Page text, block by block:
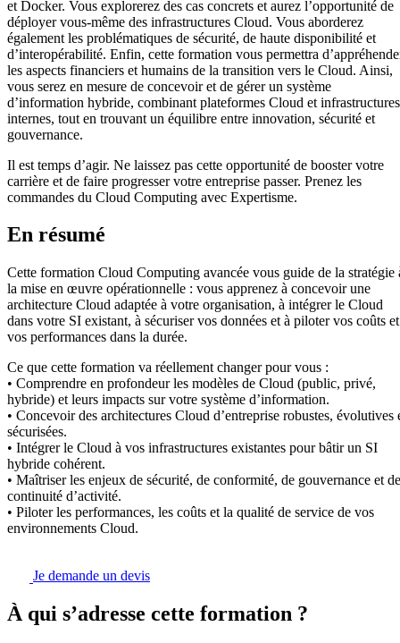
et Docker. Vous explorerez des cas concrets et aurez l’opportunité de
déployer vous-même des infrastructures Cloud. Vous aborderez
également les problématiques de sécurité, de haute disponibilité et
d’interopérabilité. Enfin, cette formation vous permettra
les aspects financiers et humains de la transition vers le Cloud. Ainsi,
vous serez en mesure de concevoir et de gérer un système
d’information hybride, combinant plateformes Cloud et infrastructures
internes, tout en trouvant un équilibre entre innovation, sécurité et
gouvernance.
Il est temps d’agir. Ne laissez pas cette opportunité de booster votre
carrière et de faire progresser votre entreprise passer. Prenez les
commandes du Cloud Computing avec Expertisme.
En résumé
Cette formation Cloud Computing avancée vous guide de la stratégie
la mise en œuvre opérationnelle : vous apprenez à concevoir une
architecture Cloud adaptée à votre organisation, à intégrer le Cloud
dans votre SI existant, à sécuriser vos données et à piloter vos coûts et
vos performances dans la durée.
Ce que cette formation va réellement changer pour vous :
• Comprendre en profondeur les modèles de Cloud (public, privé,
hybride) et leurs impacts sur votre système d’information.
• Concevoir des architectures Cloud d’entreprise robustes, évolutives
sécurisées.
• Intégrer le Cloud à vos infrastructures existantes pour bâtir un SI
hybride cohérent.
• Maîtriser les enjeux de sécurité, de conformité, de gouvernance et de
continuité d’activité.
• Piloter les performances, les coûts et la qualité de service de vos
environnements Cloud.
Je demande un devis
À qui s’adresse cette formation ?